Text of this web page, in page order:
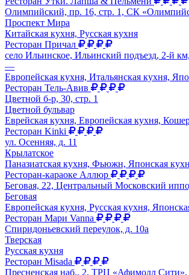
Олимпийский, пр. 16, стр. 1, СК
Проспект Мира
Китайская кухня, Русская кухня
Ресторан Причал
село Ильинское, Ильинский подъезд, 2-й
—
Европейская кухня, Итальянская кухня,
Ресторан Тель-Авив
Цветной б-р, 30, стр. 1
Цветной бульвар
Еврейская кухня, Европейская кухня,
Ресторан Kinki
ул. Осенняя, д. 11
Крылатское
Паназиатская кухня, Фьюжн, Японская
Ресторан-караоке Аллюр
Беговая, 22, Центральный Московский
Беговая
Европейская кухня, Русская кухня,
Ресторан Мари Vanna
Спиридоньевский переулок, д. 10а
Тверская
Русская кухня
Ресторан Misada
Пресненская наб., 2, ТРЦ «Афимолл Сити»,